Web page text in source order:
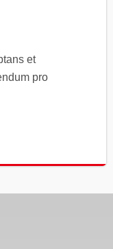
et
pro